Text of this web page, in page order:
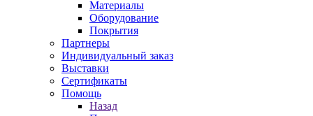
Материалы
Оборудование
Покрытия
Партнеры
Индивидуальный заказ
Выставки
Сертификаты
Помощь
Назад